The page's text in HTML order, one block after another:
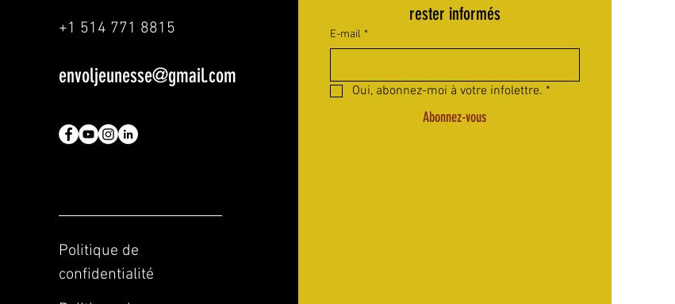
+1 514 771 8815
envoljeunesse@gmail.com
Politique de
confidentialité
rester informés
E-mail *
Oui, abonnez-moi à votre infolettre. *
Abonnez-vous